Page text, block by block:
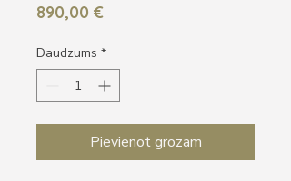
890,00 €Cena
Daudzums *
Pievienot grozam